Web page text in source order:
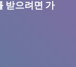
받으려면 가